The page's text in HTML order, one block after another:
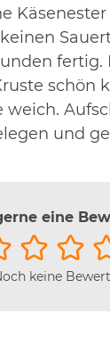
fertig.
schön
weich.
und
eine
keine